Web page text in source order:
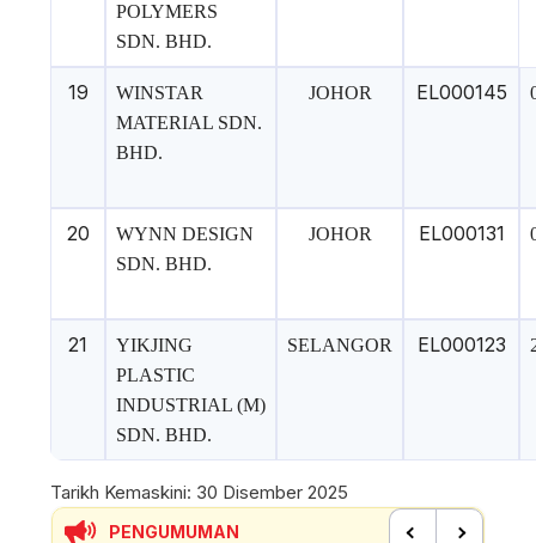
POLYMERS
SDN. BHD.
19
WINSTAR
MATERIAL SDN.
BHD.
JOHOR EL000145
20
WYNN DESIGN
SDN. BHD.
JOHOR EL000131
21
YIKJING
PLASTIC
INDUSTRIAL (M)
SDN. BHD.
SELANGOR EL000123
Tarikh Kemaskini: 30 Disember 2025
PENGUMUMAN